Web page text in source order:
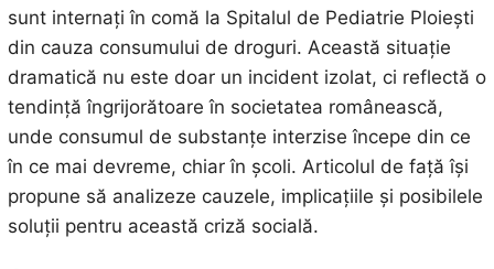
sunt internați în comă la Spitalul de Pediatrie Ploiești
din cauza consumului de droguri. Această situație
dramatică nu este doar un incident izolat, ci reflectă o
tendință îngrijorătoare în societatea românească,
unde consumul de substanțe interzise începe din ce
în ce mai devreme, chiar în școli. Articolul de față își
propune să analizeze cauzele, implicațiile și posibilele
soluții pentru această criză socială.